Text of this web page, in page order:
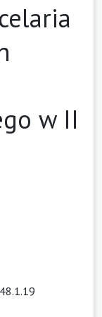
w II